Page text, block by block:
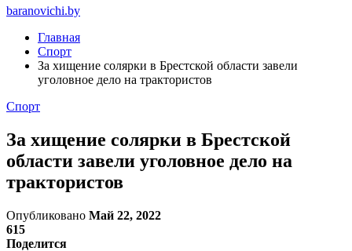
baranovichi.by
Главная
Спорт
За хищение солярки в Брестской области завели
уголовное дело на трактористов
Спорт
За хищение солярки в Брестской
области завели уголовное дело на
трактористов
Опубликовано Май 22, 2022
615
Поделится